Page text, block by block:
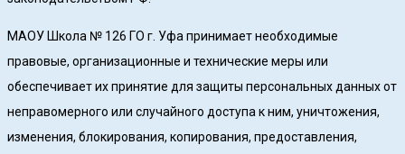
МАОУ Школа № 126 ГО г. Уфа принимает необходимые
правовые, организационные и технические меры или
обеспечивает их принятие для защиты персональных данных от
неправомерного или случайного доступа к ним, уничтожения,
изменения, блокирования, копирования, предоставления,